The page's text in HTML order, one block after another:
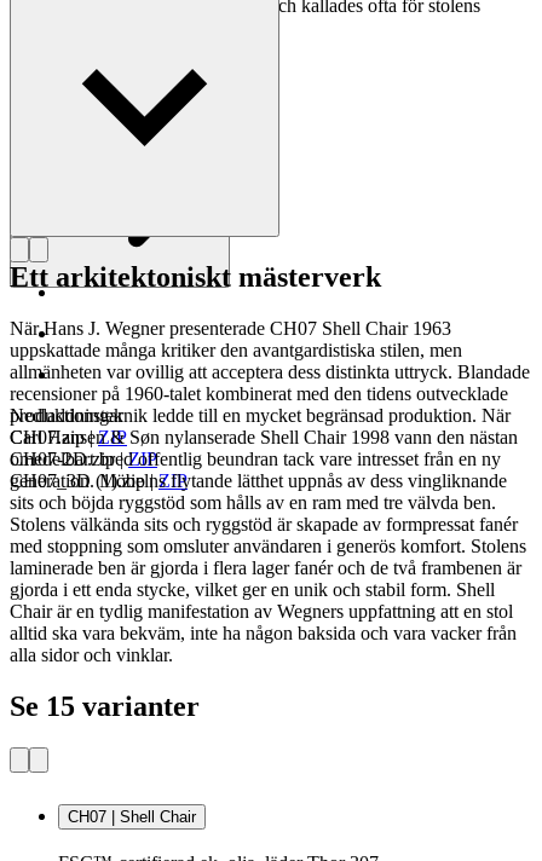
nästan 500 stolar under sin livstid och kallades ofta för stolens
Läs mer om Hans J. Wegner
Nedladdningar
CH07.zip|ZIP
CH07-2D.zip|ZIP
CH07_3D (1).zip|ZIP
Ett arkitektoniskt mästerverk
När Hans J. Wegner presenterade CH07 Shell Chair 1963
uppskattade många kritiker den avantgardistiska stilen, men
allmänheten var ovillig att acceptera dess distinkta uttryck. Blandade
recensioner på 1960-talet kombinerat med den tidens outvecklade
produktionsteknik ledde till en mycket begränsad produktion. När
Carl Hansen & Søn nylanserade Shell Chair 1998 vann den nästan
omedelbart bred offentlig beundran tack vare intresset från en ny
generation. Möbelns flytande lätthet uppnås av dess vingliknande
sits och böjda ryggstöd som hålls av en ram med tre välvda ben.
Stolens välkända sits och ryggstöd är skapade av formpressat fanér
med stoppning som omsluter användaren i generös komfort. Stolens
laminerade ben är gjorda i flera lager fanér och de två frambenen är
gjorda i ett enda stycke, vilket ger en unik och stabil form. Shell
Chair är en tydlig manifestation av Wegners uppfattning att en stol
alltid ska vara bekväm, inte ha någon baksida och vara vacker från
alla sidor och vinklar.
Se 15 varianter
CH07 | Shell Chair